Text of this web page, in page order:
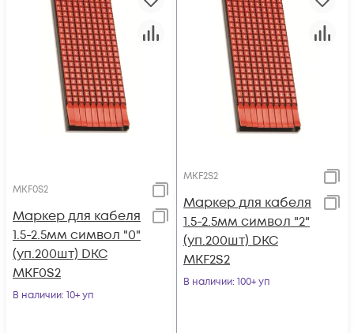
MKF0S2
Маркер для кабеля
1.5-2.5мм символ "0"
(уп.200шт) DKC
MKF0S2
В наличии: 10+ уп
MKF2S2
Маркер для кабеля
1.5-2.5мм символ "2"
(уп.200шт) DKC
MKF2S2
В наличии: 100+ уп